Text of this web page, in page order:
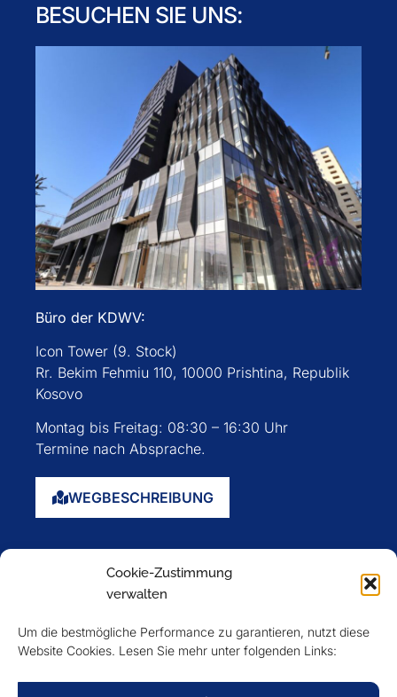
Cookie-Zustimmung
verwalten
Um die bestmögliche Performance zu garantieren, nutzt diese
Website Cookies. Lesen Sie mehr unter folgenden Links:
BESUCHEN SIE UNS:
Büro der KDWV:
Icon Tower (9. Stock)
Rr. Bekim Fehmiu 110, 10000 Prishtina, Republik
Kosovo
Montag bis Freitag: 08:30 – 16:30 Uhr
Termine nach Absprache.
WEGBESCHREIBUNG
Über uns
Mitglieder